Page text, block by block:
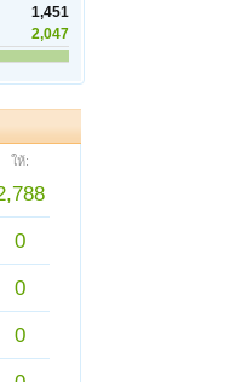
1,451
2,047
ให้:
0
0
0